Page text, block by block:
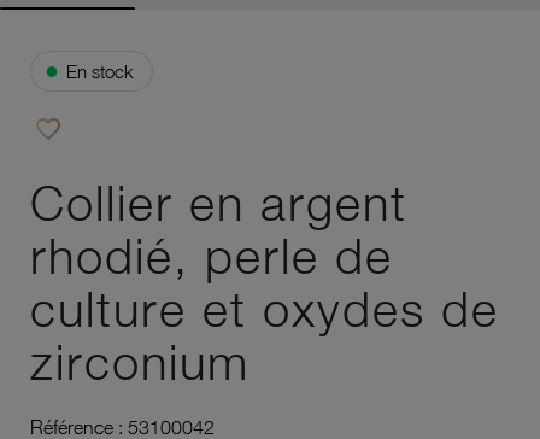
● En stock
favorite_border
Collier en argent
rhodié, perle de
culture et oxydes de
zirconium
Référence : 53100042